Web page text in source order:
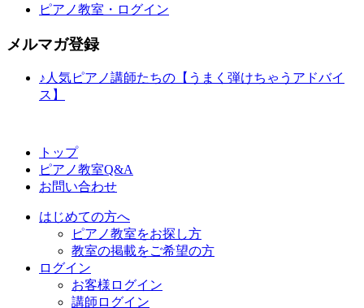
ピアノ教室・ログイン
メルマガ登録
♪人気ピアノ講師たちの【うまく弾けちゃうアドバイ
ス】
トップ
ピアノ教室Q&A
お問い合わせ
はじめての方へ
ピアノ教室をお探し方
教室の掲載をご希望の方
ログイン
お客様ログイン
講師ログイン